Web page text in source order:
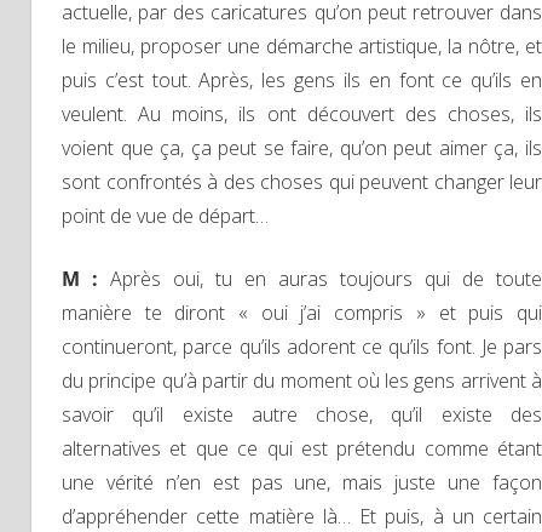
actuelle, par des caricatures qu’on peut retrouver dans
le milieu, proposer une démarche artistique, la nôtre, et
puis c’est tout. Après, les gens ils en font ce qu’ils en
veulent. Au moins, ils ont découvert des choses, ils
voient que ça, ça peut se faire, qu’on peut aimer ça, ils
sont confrontés à des choses qui peuvent changer leur
point de vue de départ…
M : Après oui, tu en auras toujours qui de toute
manière te diront « oui j’ai compris » et puis qui
continueront, parce qu’ils adorent ce qu’ils font. Je pars
du principe qu’à partir du moment où les gens arrivent à
savoir qu’il existe autre chose, qu’il existe des
alternatives et que ce qui est prétendu comme étant
une vérité n’en est pas une, mais juste une façon
d’appréhender cette matière là… Et puis, à un certain